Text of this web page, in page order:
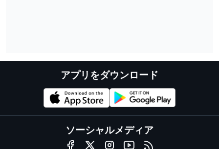
アプリをダウンロード
ソーシャルメディア